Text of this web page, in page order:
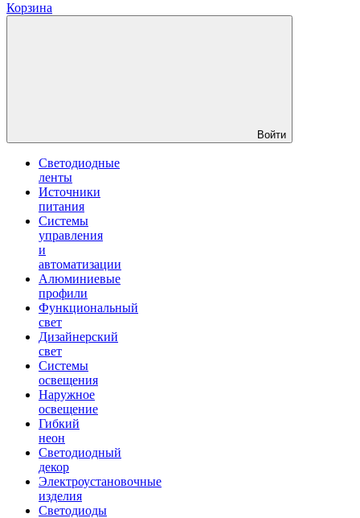
Корзина
Войти
Светодиодные
ленты
Источники
питания
Системы
управления
и
автоматизации
Алюминиевые
профили
Функциональный
свет
Дизайнерский
свет
Системы
освещения
Наружное
освещение
Гибкий
неон
Светодиодный
декор
Электроустановочные
изделия
Светодиоды